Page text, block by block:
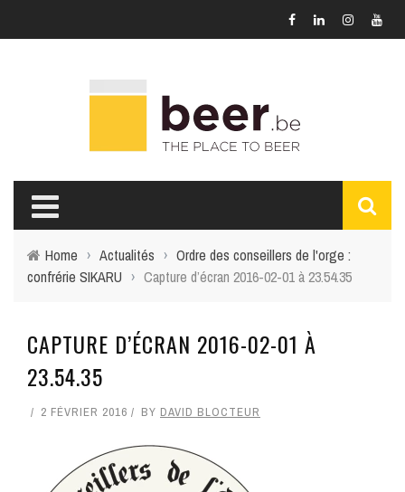
Home › Actualités › Ordre des conseillers de l'orge :
confrérie SIKARU › Capture d’écran 2016-02-01 à 23.54.35
CAPTURE D’ÉCRAN 2016-02-01 À
23.54.35
2 FÉVRIER 2016 BY DAVID BLOCTEUR